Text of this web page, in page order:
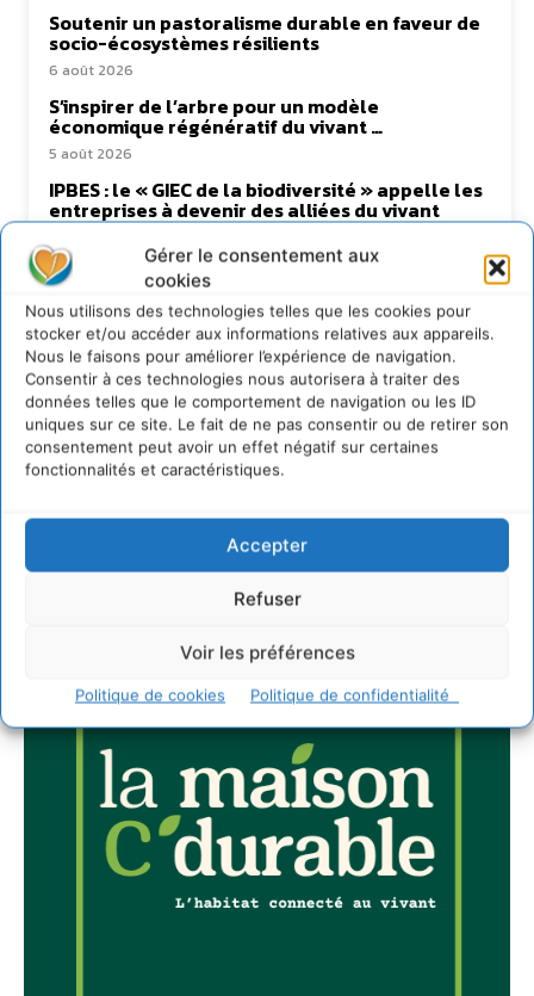
Gérer le consentement aux
cookies
Nous utilisons des technologies telles que les cookies pour
stocker et/ou accéder aux informations relatives aux appareils.
Nous le faisons pour améliorer l’expérience de navigation.
Consentir à ces technologies nous autorisera à traiter des
données telles que le comportement de navigation ou les ID
uniques sur ce site. Le fait de ne pas consentir ou de retirer son
consentement peut avoir un effet négatif sur certaines
fonctionnalités et caractéristiques.
Accepter
Refuser
Voir les préférences
Politique de cookies Politique de confidentialité
Soutenir un pastoralisme durable en faveur de
socio-écosystèmes résilients
6 août 2026
S’inspirer de l’arbre pour un modèle
économique régénératif du vivant …
5 août 2026
IPBES : le « GIEC de la biodiversité » appelle les
entreprises à devenir des alliées du vivant
Newsletter
JE M'ABONNE